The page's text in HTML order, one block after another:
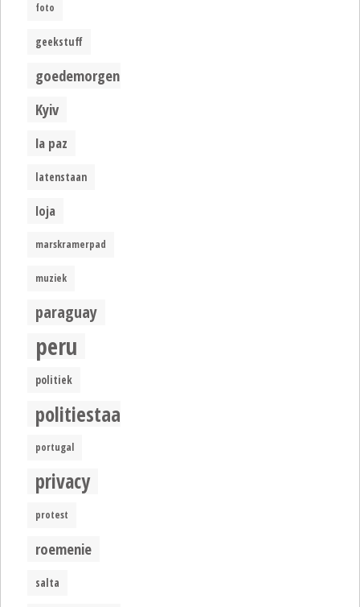
foto
geekstuff
goedemorgen
Kyiv
la paz
latenstaan
loja
marskramerpad
muziek
paraguay
peru
politiek
politiestaat
portugal
privacy
protest
roemenie
salta